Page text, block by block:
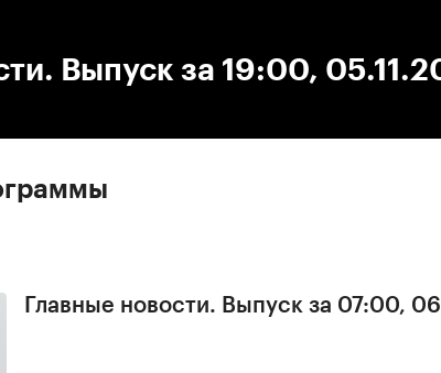
Выпуск за 19:00,
Главные новости. Выпуск за 07:00,